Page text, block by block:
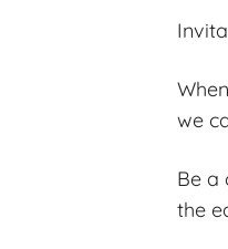
we
Be a
the